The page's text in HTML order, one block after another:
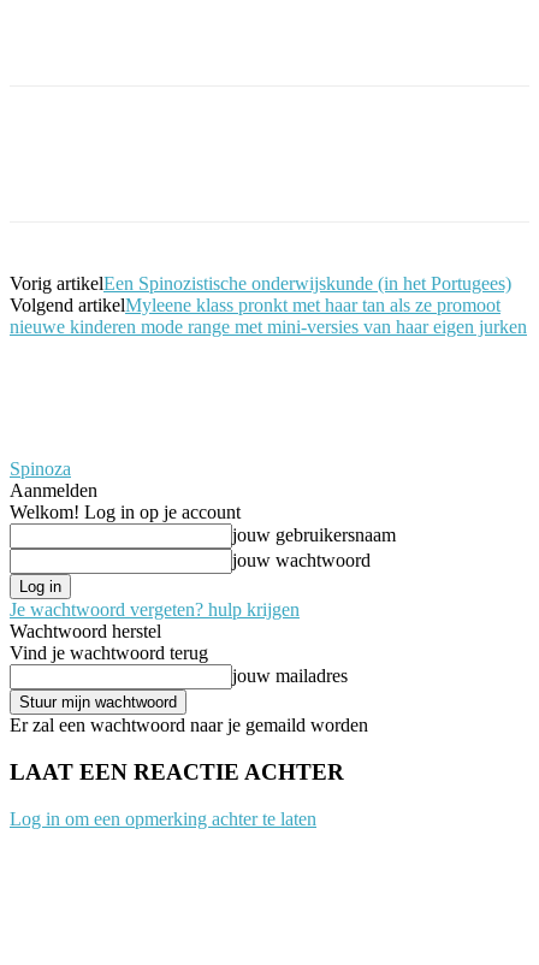
Vorig artikelEen Spinozistische onderwijskunde (in het Portugees)
Volgend artikelMyleene klass pronkt met haar tan als ze promoot
nieuwe kinderen mode range met mini-versies van haar eigen jurken
Spinoza
Aanmelden
Welkom! Log in op je account
jouw gebruikersnaam
jouw wachtwoord
Je wachtwoord vergeten? hulp krijgen
Wachtwoord herstel
Vind je wachtwoord terug
jouw mailadres
Er zal een wachtwoord naar je gemaild worden
LAAT EEN REACTIE ACHTER
Log in om een opmerking achter te laten